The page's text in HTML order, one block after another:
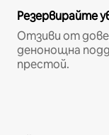
Резервирайте
Отзиви от
денонощна
престой.